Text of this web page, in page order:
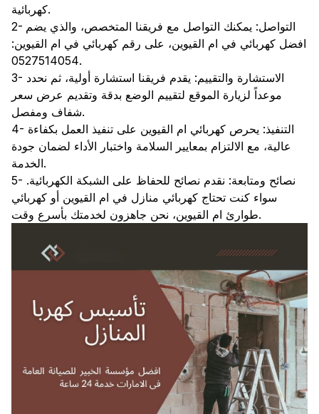
كهربائية.
2- التواصل: يمكنك التواصل مع فريقنا المتخصص، والذي يضم
افضل كهربائي في ام القيوين، على رقم كهربائي في ام القيوين:
0527514054.
3- الاستشارة والتقييم: يقدم فريقنا استشارة أولية، ثم نحدد
موعداً لزيارة الموقع لتقييم الوضع بدقة وتقديم عرض سعر
شفاف ومفصل.
4- التنفيذ: يحرص كهربائي ام القيوين على تنفيذ العمل بكفاءة
عالية، مع الالتزام بمعايير السلامة واختبار الأداء لضمان جودة
الخدمة.
5- نصائح ومتابعة: نقدم نصائح للحفاظ على الشبكة الكهربائية.
سواء كنت تحتاج كهربائي منازل في ام القيوين أو كهربائي
طوارئ ام القيوين، نحن جاهزون لخدمتك بأسرع وقت.